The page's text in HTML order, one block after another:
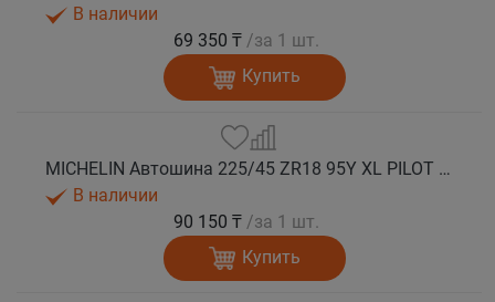
В наличии
69 350 ₸ /за 1 шт.
Купить
MICHELIN Автошина 225/45 ZR18 95Y XL PILOT SPORT 5 лето
В наличии
90 150 ₸ /за 1 шт.
Купить